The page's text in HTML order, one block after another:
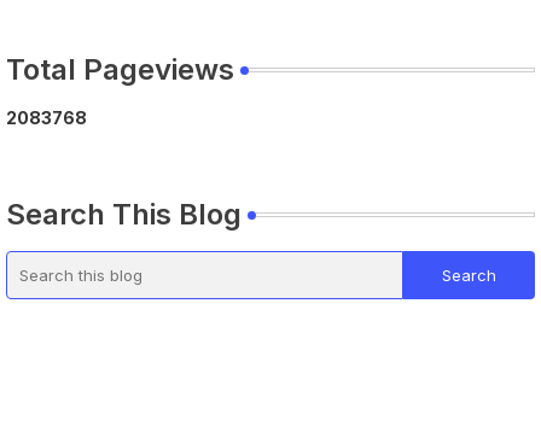
Total Pageviews
2083768
Search This Blog